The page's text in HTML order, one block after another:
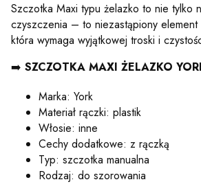
Szczotka Maxi typu żelazko to nie tylko
czyszczenia – to niezastąpiony
która wymaga wyjątkowej troski i
➡️ SZCZOTKA MAXI ŻELAZKO
Marka: York
Materiał rączki: plastik
Włosie: inne
Cechy dodatkowe: z rączką
Typ: szczotka manualna
Rodzaj: do szorowania